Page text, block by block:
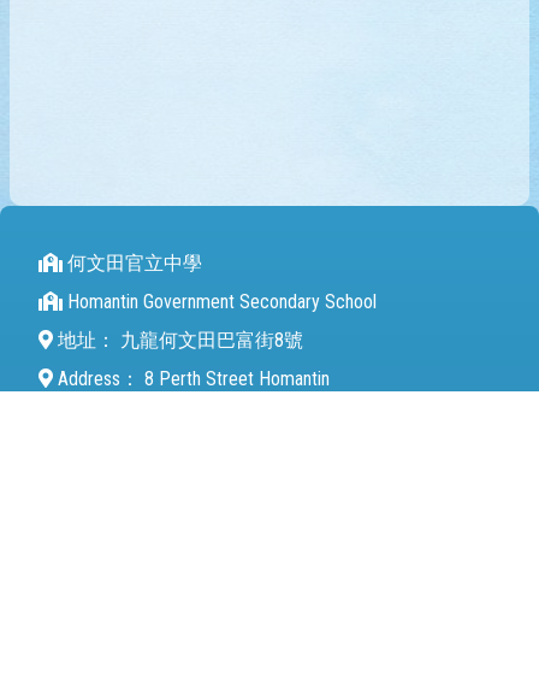
何文田官立中學
Homantin Government Secondary School
地址：
九龍何文田巴富街8號
Address： 8 Perth Street Homantin